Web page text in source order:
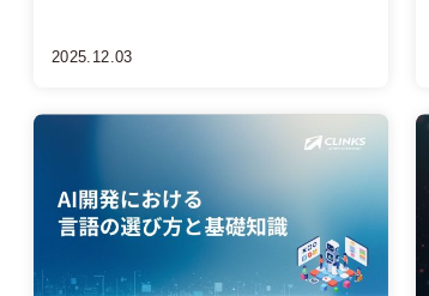
2025.12.03